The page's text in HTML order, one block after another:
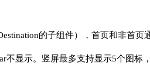
的子组件），首页和非首页
显示。竖屏最多支持显示5个图标